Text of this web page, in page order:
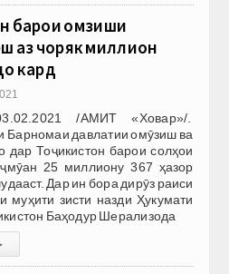
барои омӯзиши
аз чоряк миллион
кард
/АМИТ «Ховар»/.
Барномаи давлатии омӯзиш ва
дар Тоҷикистон барои солҳои
25 миллиону 367 ҳазор
Дар ин бора дирӯз раиси
муҳити зисти назди Ҳукумати
Баҳодур Шерализода